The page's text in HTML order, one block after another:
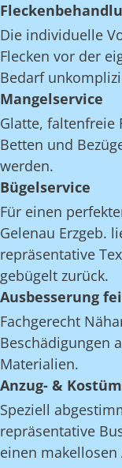
Die individuelle
Flecken vor der
Bedarf
Mangelservice
Glatte, faltenfreie
Betten und
werden.
Bügelservice
Für einen
Gelenau Erzgeb.
repräsentative
gebügelt zurück.
Ausbesserung
Fachgerecht
Beschädigungen
Materialien.
Anzug- &
Speziell
repräsentative
einen